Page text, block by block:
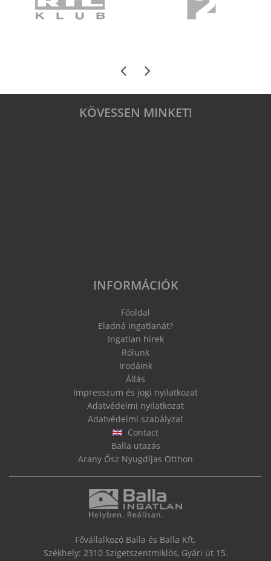
KÖVESSEN MINKET!
INFORMÁCIÓK
Főoldal
Eladná ingatlanát?
Ingatlan hírek
Rólunk
Irodáink
Állás
Impresszum és jogi nyilatkozat
Adatvédelmi nyilatkozat
Adatvédelmi szabályzat
Contact
Balla utazás
Arany Ősz Nyugdíjas Otthon
Fővállalkozó Balla és Balla Kft.
Székhely: 2310 Szigetszentmiklós, Gyári út 15.